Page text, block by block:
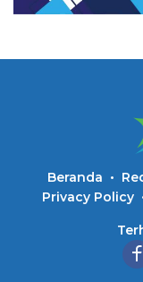
Beranda
Privacy Policy